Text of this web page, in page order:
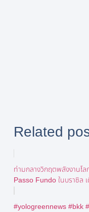
Related
ท่ามกลางวิกฤตพลังงานโ
Passo Fundo ในบราซิล เ
#yologreennews #bkk #